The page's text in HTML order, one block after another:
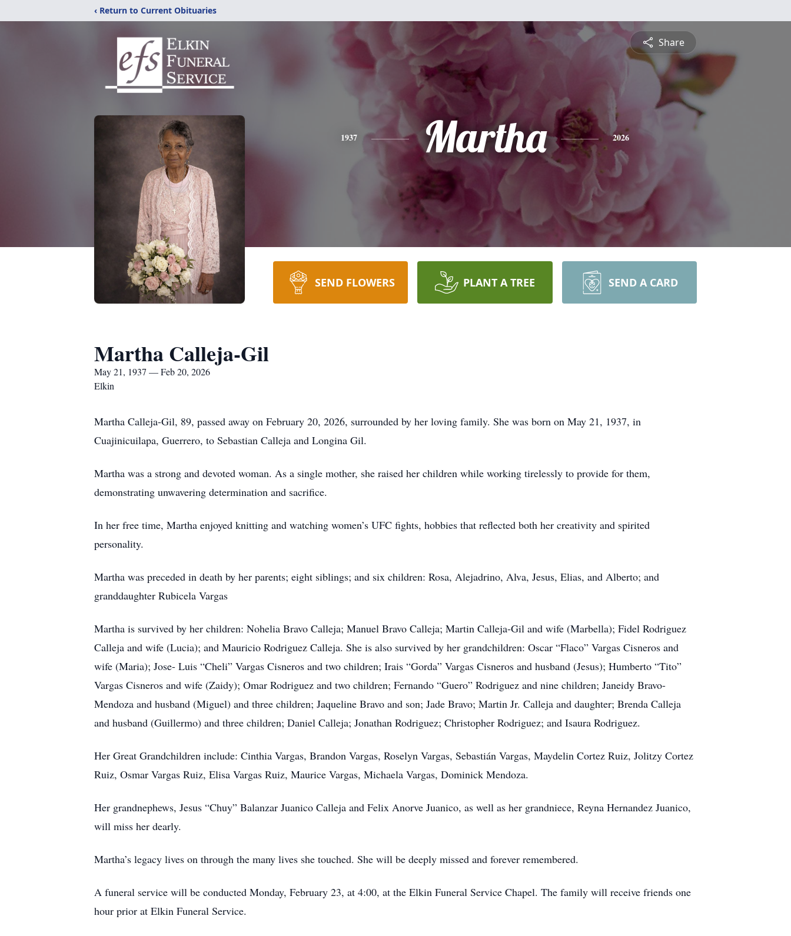
‹ Return to Current Obituaries
Share
1937 Martha 2026
SEND FLOWERS PLANT A TREE SEND A CARD
Martha Calleja-Gil
May 21, 1937 — Feb 20, 2026
Elkin
Martha Calleja-Gil, 89, passed away on February 20, 2026, surrounded by her loving family. She was born on May 21, 1937, in
Cuajinicuilapa, Guerrero, to Sebastian Calleja and Longina Gil.
Martha was a strong and devoted woman. As a single mother, she raised her children while working tirelessly to provide for them,
demonstrating unwavering determination and sacrifice.
In her free time, Martha enjoyed knitting and watching women’s UFC fights, hobbies that reflected both her creativity and spirited
personality.
Martha was preceded in death by her parents; eight siblings; and six children: Rosa, Alejadrino, Alva, Jesus, Elias, and Alberto; and
granddaughter Rubicela Vargas
Martha is survived by her children: Nohelia Bravo Calleja; Manuel Bravo Calleja; Martin Calleja-Gil and wife (Marbella); Fidel Rodriguez
Calleja and wife (Lucia); and Mauricio Rodriguez Calleja. She is also survived by her grandchildren: Oscar “Flaco” Vargas Cisneros and
wife (Maria); Jose- Luis “Cheli” Vargas Cisneros and two children; Irais “Gorda” Vargas Cisneros and husband (Jesus); Humberto “Tito”
Vargas Cisneros and wife (Zaidy); Omar Rodriguez and two children; Fernando “Guero” Rodriguez and nine children; Janeidy Bravo-
Mendoza and husband (Miguel) and three children; Jaqueline Bravo and son; Jade Bravo; Martin Jr. Calleja and daughter; Brenda Calleja
and husband (Guillermo) and three children; Daniel Calleja; Jonathan Rodriguez; Christopher Rodriguez; and Isaura Rodriguez.
Her Great Grandchildren include: Cinthia Vargas, Brandon Vargas, Roselyn Vargas, Sebastián Vargas, Maydelin Cortez Ruiz, Jolitzy Cortez
Ruiz, Osmar Vargas Ruiz, Elisa Vargas Ruiz, Maurice Vargas, Michaela Vargas, Dominick Mendoza.
Her grandnephews, Jesus “Chuy” Balanzar Juanico Calleja and Felix Anorve Juanico, as well as her grandniece, Reyna Hernandez Juanico,
will miss her dearly.
Martha’s legacy lives on through the many lives she touched. She will be deeply missed and forever remembered.
A funeral service will be conducted Monday, February 23, at 4:00, at the Elkin Funeral Service Chapel. The family will receive friends one
hour prior at Elkin Funeral Service.